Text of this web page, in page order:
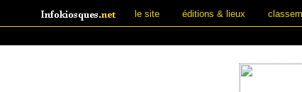
le site éditions & lieux